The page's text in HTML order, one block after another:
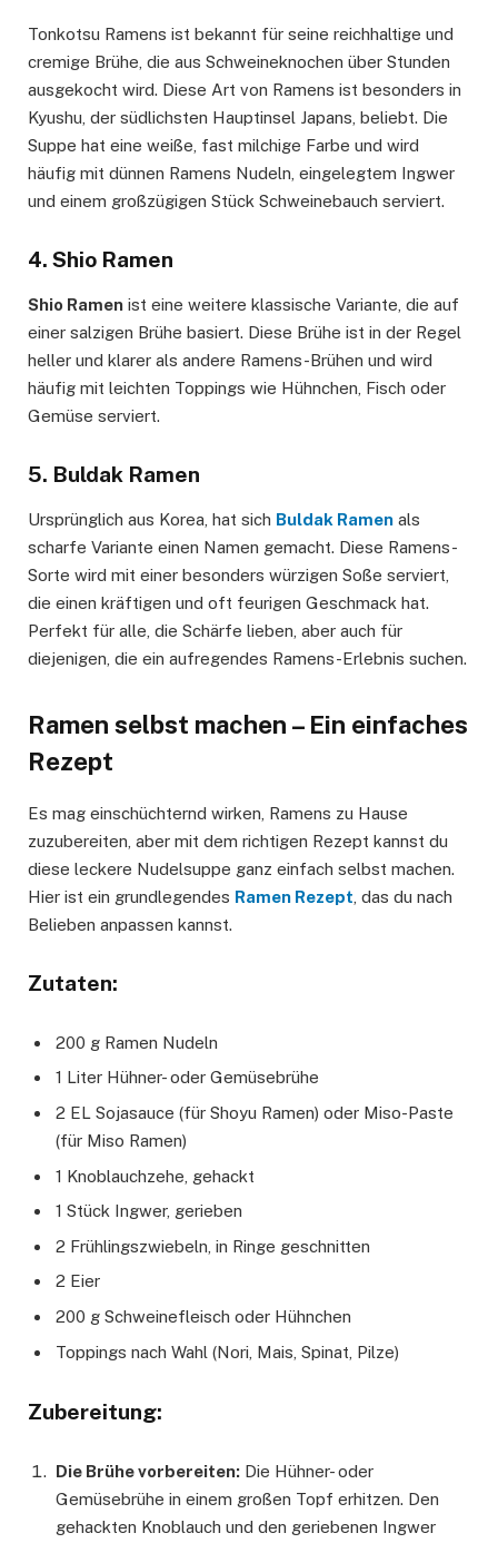
Tonkotsu Ramens ist bekannt für seine reichhaltige und
cremige Brühe, die aus Schweineknochen über Stunden
ausgekocht wird. Diese Art von Ramens ist besonders in
Kyushu, der südlichsten Hauptinsel Japans, beliebt. Die
Suppe hat eine weiße, fast milchige Farbe und wird
häufig mit dünnen Ramens Nudeln, eingelegtem Ingwer
und einem großzügigen Stück Schweinebauch serviert.
4. Shio Ramen
Shio Ramen ist eine weitere klassische Variante, die auf
einer salzigen Brühe basiert. Diese Brühe ist in der Regel
heller und klarer als andere Ramens-Brühen und wird
häufig mit leichten Toppings wie Hühnchen, Fisch oder
Gemüse serviert.
5. Buldak Ramen
Ursprünglich aus Korea, hat sich Buldak Ramen als
scharfe Variante einen Namen gemacht. Diese Ramens-
Sorte wird mit einer besonders würzigen Soße serviert,
die einen kräftigen und oft feurigen Geschmack hat.
Perfekt für alle, die Schärfe lieben, aber auch für
diejenigen, die ein aufregendes Ramens-Erlebnis suchen.
Ramen selbst machen – Ein einfaches
Rezept
Es mag einschüchternd wirken, Ramens zu Hause
zuzubereiten, aber mit dem richtigen Rezept kannst du
diese leckere Nudelsuppe ganz einfach selbst machen.
Hier ist ein grundlegendes Ramen Rezept , das du nach
Belieben anpassen kannst.
Zutaten:
200 g Ramen Nudeln
1 Liter Hühner- oder Gemüsebrühe
2 EL Sojasauce (für Shoyu Ramen) oder Miso-Paste
(für Miso Ramen)
1 Knoblauchzehe, gehackt
1 Stück Ingwer, gerieben
2 Frühlingszwiebeln, in Ringe geschnitten
2 Eier
200 g Schweinefleisch oder Hühnchen
Toppings nach Wahl (Nori, Mais, Spinat, Pilze)
Zubereitung:
Die Brühe vorbereiten: Die Hühner- oder
Gemüsebrühe in einem großen Topf erhitzen. Den
gehackten Knoblauch und den geriebenen Ingwer